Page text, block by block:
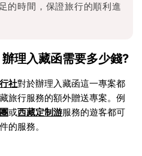
的時間，保證旅行的順利進
理入藏函需要多少錢?
社對於辦理入藏函這一專案都
旅行服務的額外贈送專案。例
或西藏定制游服務的遊客都可
的服務。